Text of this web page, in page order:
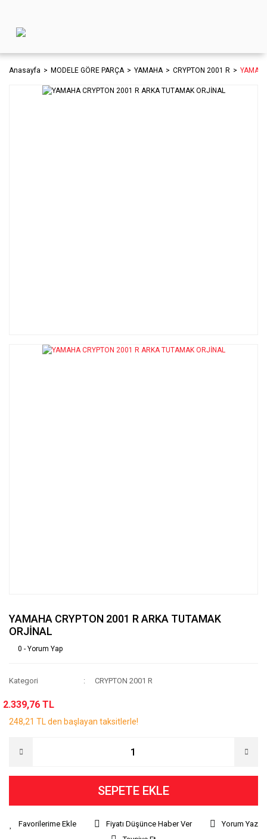
Anasayfa MODELE GÖRE PARÇA YAMAHA CRYPTON 2001 R
YAMAHA CRYPTON 2001 R ARKA TUTAMAK
ORJİNAL
0 - Yorum Yap
Kategori CRYPTON 2001 R
2.339,76 TL
248,21 TL den başlayan taksitlerle!
SEPETE EKLE
Fiyatı Düşünce Haber Ver
Yorum Yaz